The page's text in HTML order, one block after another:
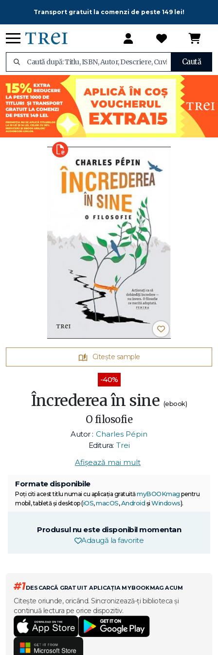
Transport gratuit la comenzi de peste 149 lei!
Caută
Citește sample
-40%
Încrederea în sine (ebook)
O filosofie
Autor : Charles Pépin
Editura: Trei
Afișează mai mult
Formate disponibile
Poți citi acest titlu numai cu aplicația gratuitămyBOOKmag pentru
mobil, tabletă și desktop (iOS,macOS,Android și Windows).
Produsul nu este disponibil momentan
Adaugă la favorite
#1DESCARCĂ GRATUIT APLICAȚIA MYBOOKMAG ACUM
Citește oriunde, oricând. Sincronizează-ți biblioteca și
continuă lectura pe orice dispozitiv.